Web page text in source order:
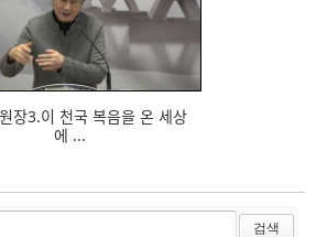
장3.이 천국 복음을 온 세상
에 ...
검색